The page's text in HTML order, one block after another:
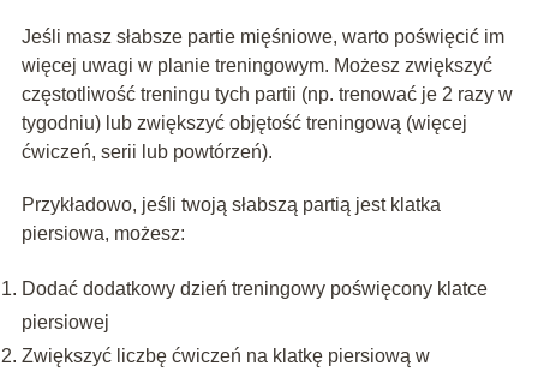
Jeśli masz słabsze partie mięśniowe, warto poświęcić im
więcej uwagi w planie treningowym. Możesz zwiększyć
częstotliwość treningu tych partii (np. trenować je 2 razy w
tygodniu) lub zwiększyć objętość treningową (więcej
ćwiczeń, serii lub powtórzeń).
Przykładowo, jeśli twoją słabszą partią jest klatka
piersiowa, możesz:
Dodać dodatkowy dzień treningowy poświęcony klatce
piersiowej
Zwiększyć liczbę ćwiczeń na klatkę piersiową w